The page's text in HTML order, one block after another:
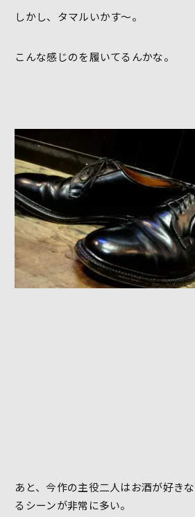
しかし、タマルいかす～。
こんな感じのを履いてるんかな。
あと、今作の主役二人はお酒が好き
るシーンが非常に多い。